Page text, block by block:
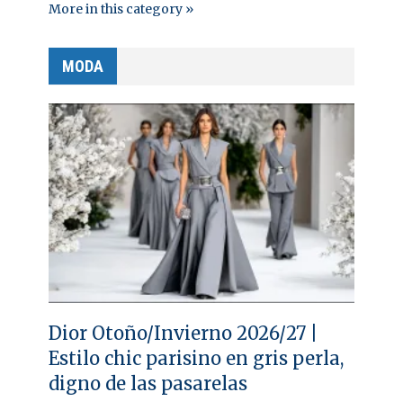
More in this category »
MODA
Dior Otoño/Invierno 2026/27 |
Estilo chic parisino en gris perla,
digno de las pasarelas